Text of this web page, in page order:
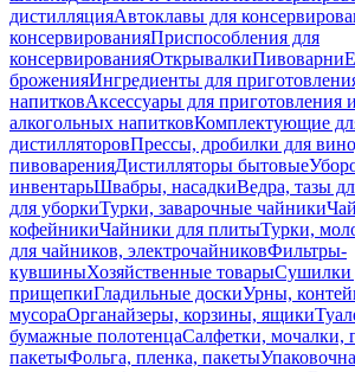
дистилляцияАвтоклавы для
консервированияПриспособления для
консервированияОткрывалкиПивоварни
броженияИнгредиенты для
напитковАксессуары для приготовления
алкогольных напитковКомплектующие
дистилляторовПрессы, дробилки для
пивоваренияДистилляторы бытовые
инвентарьШвабры, насадкиВедра, тазы
для уборкиТурки, заварочные чайники
кофейникиЧайники для плитыТурки,
для чайников, электрочайниковФильтры-
кувшиныХозяйственные товарыСушилки
прищепкиГладильные доскиУрны,
мусораОрганайзеры, корзины, ящики
бумажные полотенцаСалфетки, мочалки,
пакетыФольга, пленка, пакеты